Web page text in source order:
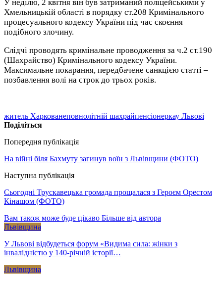
У неділю, 2 квітня він був затриманий поліцейськими у
Хмельницькій області в порядку ст.208 Кримінального
процесуального кодексу України під час скоєння
подібного злочину.
Слідчі проводять кримінальне проводження за ч.2 ст.190
(Шахрайство) Кримінального кодексу України.
Максимальне покарання, передбачене санкцією статті –
позбавлення волі на строк до трьох років.
житель Харкованеповнолітній шахрайпенсіонеркау Львові
Поділіться
Попередня публікація
На війні біля Бахмуту загинув воїн з Львівщини (ФОТО)
Наступна публікація
Сьогодні Трускавецька громада прощалася з Героєм Орестом
Кінашом (ФОТО)
Вам також може буде цікаво Більше від автора
Львівщина
У Львові відбудеться форум «Видима сила: жінки з
інвалідністю у 140-річній історії…
Львівщина